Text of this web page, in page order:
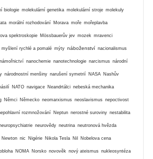
biologie molekulární genetika molekulární stroje molekuly
morální rozhodování Morava moře mořeplavba
spektroskopie Mössbauerův jev mozek mravenci
myšlení rychlé a pomalé mýty náboženství nacionalismus
námořnictví nanochemie nanotechnologie narcismus národní
národnostní menšiny narušení symetrií NASA Nashův
NATO navigace Neandrtálci nebeská mechanika
Němci Německo neomarxismus neoslavismus nepoctivost
rozmnožování Neptun nerostné suroviny nestabilita
neurovědy neutrina neutronová hvězda
Newton nic Nigérie Nikola Tesla Nil Nobelova cena
NOMA Norsko novověk nový ateismus nukleosyntéza